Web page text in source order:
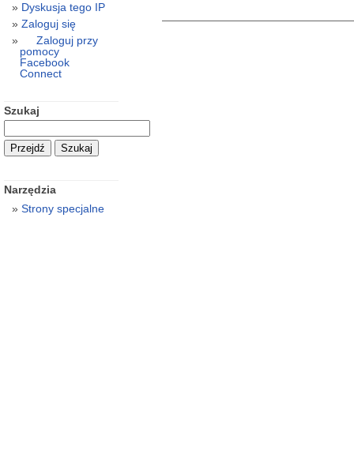
Dyskusja tego IP
Zaloguj się
Zaloguj przy
pomocy
Facebook
Connect
Szukaj
Narzędzia
Strony specjalne